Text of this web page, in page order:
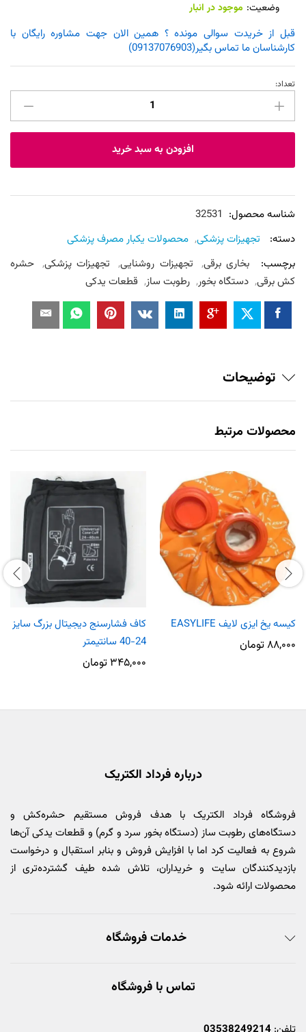
وضعیت: موجود در انبار
قبل از خریدت سوالی مونده ؟ همین الان جهت مشاوره رایگان با
کارشناسان ما تماس بگیر(09137076903)
ساق
دست
یکبار
عددی
عدد
تعداد:
افزودن به سبد خرید
شناسه محصول: 32531
دسته:
تجهیزات پزشکی, محصولات یکبار مصرف پزشکی
برچسب:
بخاری برقی, تجهیزات روشنایی, تجهیزات پزشکی, حشره
کش برقی, دستگاه بخور, رطوبت ساز, قطعات یدکی
توضیحات
محصولات مرتبط
کیسه یخ ایزی لایف EASYLIFE
۸۸,۰۰۰تومان
کاف فشارسنج دیجیتال بزرگ سایز
24-40 سانتیمتر
۳۴۵,۰۰۰ تومان
درباره فرداد الکتریک
فروشگاه فرداد الکتریک با هدف فروش مستقیم حشره‌کش و
دستگاه‌های رطوبت ساز (دستگاه بخور سرد و گرم) و قطعات یدکی آن‌ها
شروع به فعالیت کرد اما با افزایش فروش و بنابر استقبال و درخواست
بازدیدکنندگان سایت و خریداران، تلاش شده طیف گشترده‌تری از
محصولات ارائه شود.
خدمات فروشگاه
تماس با فروشگاه